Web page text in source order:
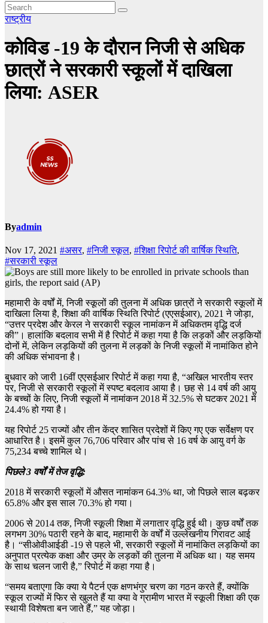
राष्ट्रीय
कोविड -19 के दौरान निजी से अधिक
छात्रों ने सरकारी स्कूलों में दाखिला
लिया: ASER
Byadmin
Nov 17, 2021 #असर, #निजी स्कूल, #शिक्षा रिपोर्ट की वार्षिक स्थिति,
#सरकारी स्कूल
महामारी के वर्षों में, निजी स्कूलों की तुलना में अधिक छात्रों ने सरकारी स्कूलों में
दाखिला लिया है, शिक्षा की वार्षिक स्थिति रिपोर्ट (एएसईआर), 2021 ने जोड़ा,
“उत्तर प्रदेश और केरल ने सरकारी स्कूल नामांकन में अधिकतम वृद्धि दर्ज
की”। हालांकि बदलाव सभी में है रिपोर्ट में कहा गया है कि लड़कों और लड़कियों
दोनों में, लेकिन लड़कियों की तुलना में लड़कों के निजी स्कूलों में नामांकित होने
की अधिक संभावना है।
बुधवार को जारी 16वीं एएसईआर रिपोर्ट में कहा गया है, “अखिल भारतीय स्तर
पर, निजी से सरकारी स्कूलों में स्पष्ट बदलाव आया है। छह से 14 वर्ष की आयु
के बच्चों के लिए, निजी स्कूलों में नामांकन 2018 में 32.5% से घटकर 2021 में
24.4% हो गया है।
यह रिपोर्ट 25 राज्यों और तीन केंद्र शासित प्रदेशों में किए गए एक सर्वेक्षण पर
आधारित है। इसमें कुल 76,706 परिवार और पांच से 16 वर्ष के आयु वर्ग के
75,234 बच्चे शामिल थे।
पिछले 3 वर्षों में तेज वृद्धि:
2018 में सरकारी स्कूलों में औसत नामांकन 64.3% था, जो पिछले साल बढ़कर
65.8% और इस साल 70.3% हो गया।
2006 से 2014 तक, निजी स्कूली शिक्षा में लगातार वृद्धि हुई थी। कुछ वर्षों तक
लगभग 30% पठारी रहने के बाद, महामारी के वर्षों में उल्लेखनीय गिरावट आई
है। “सीओवीआईडी ​​​​-19 से पहले भी, सरकारी स्कूलों में नामांकित लड़कियों का
अनुपात प्रत्येक कक्षा और उम्र के लड़कों की तुलना में अधिक था। यह समय
के साथ चलन जारी है,” रिपोर्ट में कहा गया है।
“समय बताएगा कि क्या ये पैटर्न एक क्षणभंगुर चरण का गठन करते हैं, क्योंकि
स्कूल राज्यों में फिर से खुलते हैं या क्या वे ग्रामीण भारत में स्कूली शिक्षा की एक
स्थायी विशेषता बन जाते हैं,” यह जोड़ा।